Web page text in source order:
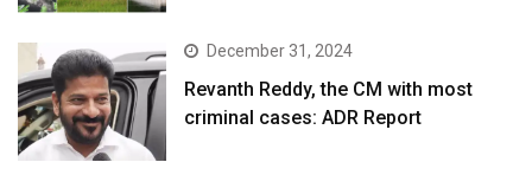
December 31, 2024
Revanth Reddy, the CM with most
criminal cases: ADR Report